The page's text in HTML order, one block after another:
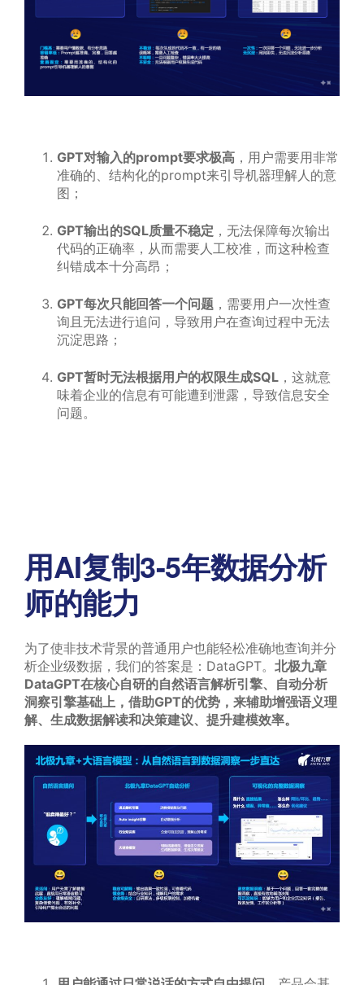
GPT对输入的prompt要求极高 ，用户需要用非常
准确的、结构化的prompt来引导机器理解人的意
图；
GPT输出的SQL质量不稳定 ，无法保障每次输出
代码的正确率，从而需要人工校准，而这种检查
纠错成本十分高昂；
GPT每次只能回答一个问题 ，需要用户一次性查
询且无法进行追问，导致用户在查询过程中无法
沉淀思路；
GPT暂时无法根据用户的权限生成SQL ，这就意
味着企业的信息有可能遭到泄露，导致信息安全
问题。
用AI复制3-5年数据分析
师的能力
为了使非技术背景的普通用户也能轻松准确地查询并分
析企业级数据，我们的答案是：DataGPT。 北极九章
DataGPT在核心自研的自然语言解析引擎、自动分析
洞察引擎基础上，借助GPT的优势，来辅助增强语义理
解、生成数据解读和决策建议、提升建模效率。